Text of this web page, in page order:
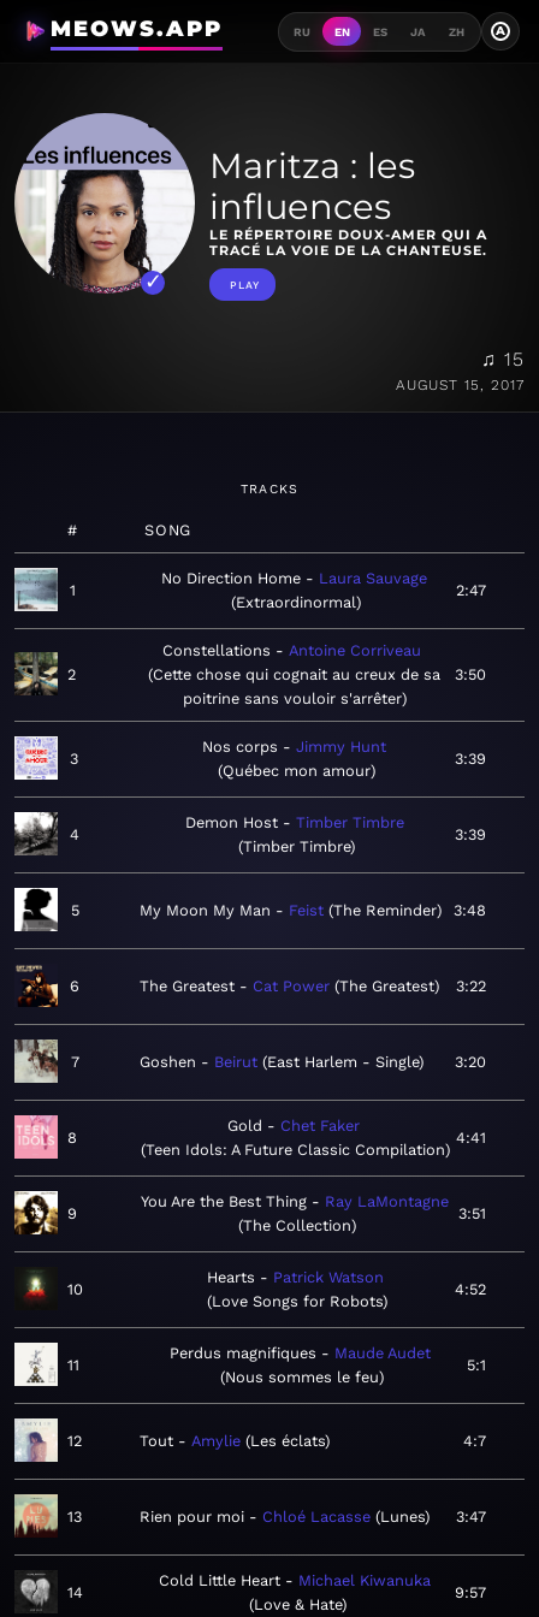
MEOWS.APP RU EN ES JA ZH A
Maritza : les
influences
LE RÉPERTOIRE DOUX-AMER QUI A
TRACÉ LA VOIE DE LA CHANTEUSE.
PLAY
♫ 15
AUGUST 15, 2017
TRACKS
# SONG
1
No Direction Home
Laura Sauvage
Extraordinormal
2:47
2
Constellations
Antoine Corriveau
Cette chose qui cognait au creux de sa
poitrine sans vouloir s'arrêter
3:50
3
Nos corps
Jimmy Hunt
Québec mon amour
3:39
4
Demon Host
Timber Timbre
Timber Timbre
3:39
5 My Moon My Man Feist The Reminder 3:48
6 The Greatest Cat Power The Greatest 3:22
7 Goshen Beirut East Harlem - Single 3:20
8
Gold
Chet Faker
Teen Idols: A Future Classic Compilation
4:41
9
You Are the Best Thing
Ray LaMontagne
The Collection
3:51
10
Hearts
Patrick Watson
Love Songs for Robots
4:52
11
Perdus magnifiques
Maude Audet
Nous sommes le feu
5:1
12 Tout Amylie Les éclats 4:7
13 Rien pour moi Chloé Lacasse Lunes 3:47
14
Cold Little Heart
Michael Kiwanuka
Love & Hate
9:57